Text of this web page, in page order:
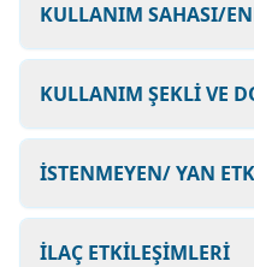
KULLANIM SAHASI/
KULLANIM ŞEKLİ VE
İSTENMEYEN/ YAN
İLAÇ ETKİLEŞİMLERİ